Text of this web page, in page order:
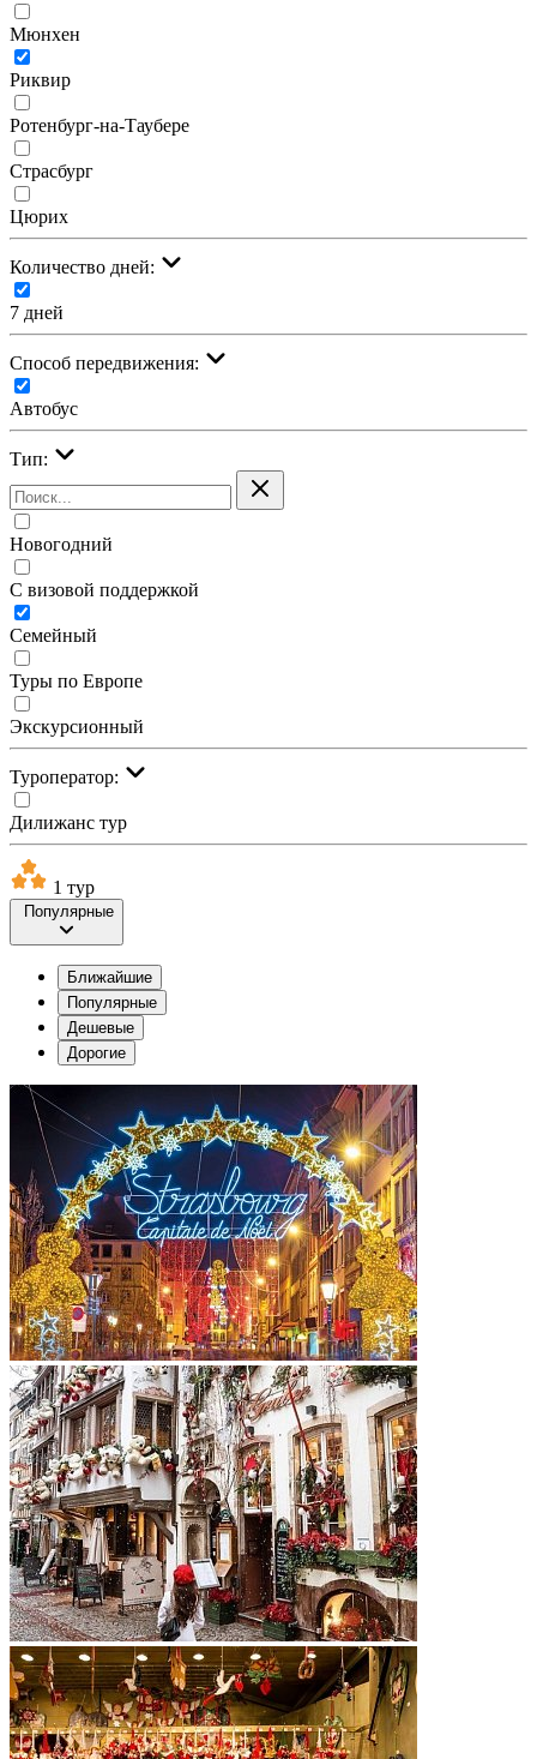
Мюнхен
Риквир
Ротенбург-на-Таубере
Страсбург
Цюрих
Количество дней:
7 дней
Cпособ передвижения:
Автобус
Тип:
Новогодний
С визовой поддержкой
Семейный
Туры по Европе
Экскурсионный
Туроператор:
Дилижанс тур
1 тур
Популярные
Ближайшие
Популярные
Дешевые
Дорогие